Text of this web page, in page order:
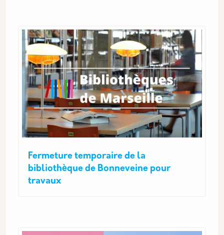
Fermeture temporaire de la
bibliothèque de Bonneveine pour
travaux